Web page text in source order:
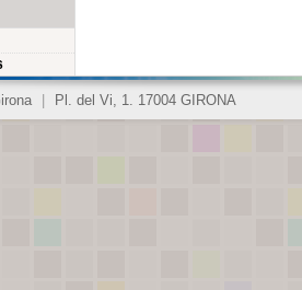
Pl. del Vi, 1. 17004 GIRONA